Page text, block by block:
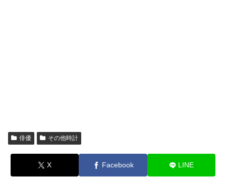
俳優 その他時計
X Facebook LINE